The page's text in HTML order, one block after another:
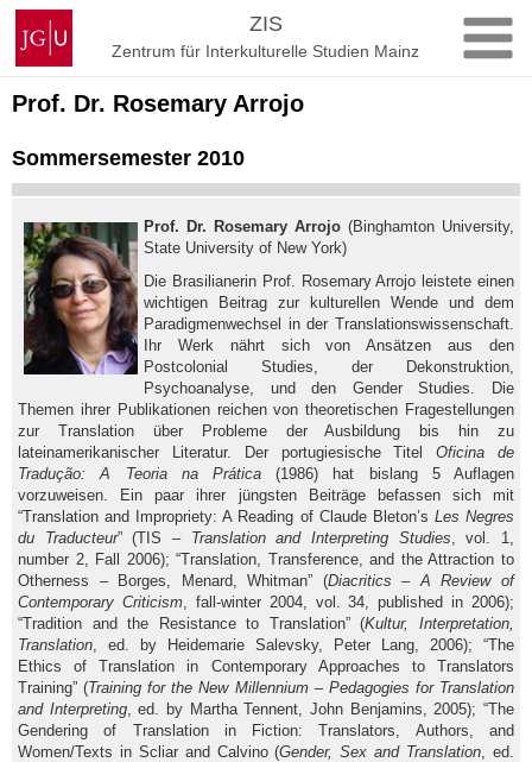
Zum
Inhalt
springen
Johannes
Gutenberg-
Universität
Mainz
ZIS
Zentrum für Interkulturelle Studien Mainz
Prof. Dr. Rosemary Arrojo
Sommersemester 2010
Prof. Dr. Rosemary Arrojo(Binghamton University,
State University of New York)
Die Brasilianerin Prof. Rosemary Arrojo leistete einen
wichtigen Beitrag zur kulturellen Wende und dem
Paradigmenwechsel in der Translationswissenschaft.
Ihr Werk nährt sich von Ansätzen aus den
Postcolonial Studies, der Dekonstruktion,
Psychoanalyse, und den Gender Studies. Die
Themen ihrer Publikationen reichen von theoretischen Fragestellungen
zur Translation über Probleme der Ausbildung bis hin zu
lateinamerikanischer Literatur. Der portugiesische TitelOficina de
Tradução: A Teoria na Prática(1986) hat bislang 5 Auflagen
vorzuweisen. Ein paar ihrer jüngsten Beiträge befassen sich mit
“Translation and Impropriety: A Reading of Claude Bleton’s Les Negres
du Traducteur” (TIS – Translation and Interpreting Studies, vol. 1,
number 2, Fall 2006); “Translation, Transference, and the Attraction to
Otherness – Borges, Menard, Whitman” (Diacritics – A Review of
Contemporary Criticism, fall-winter 2004, vol. 34, published in 2006);
“Tradition and the Resistance to Translation” (Kultur, Interpretation,
Translation, ed. by Heidemarie Salevsky, Peter Lang, 2006); “The
Ethics of Translation in Contemporary Approaches to Translators
Training” (Training for the New Millennium – Pedagogies for Translation
and Interpreting, ed. by Martha Tennent, John Benjamins, 2005); “The
Gendering of Translation in Fiction: Translators, Authors, and
Women/Texts in Scliar and Calvino (Gender, Sex and Translation, ed.